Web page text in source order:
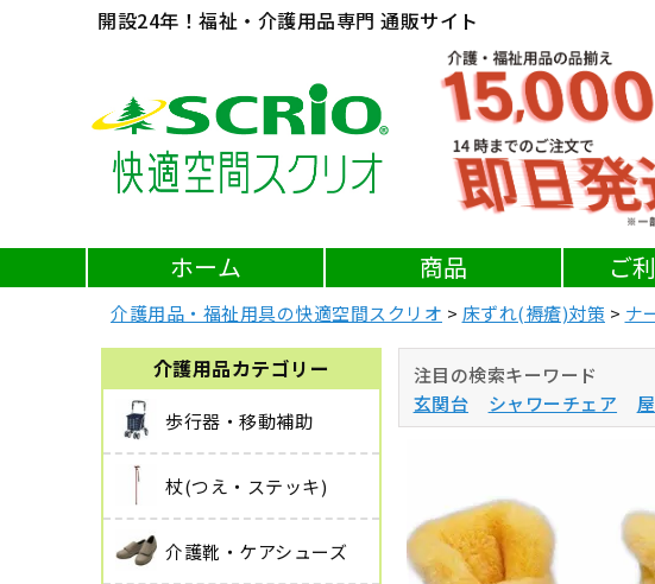
開設24年！福祉・介護用品専門 通販サイト
ホーム 商品 ご
介護用品・福祉用具の快適空間スクリオ 床ずれ(褥瘡)対策 ナ
介護用品カテゴリー
歩行器・移動補助
杖(つえ・ステッキ)
介護靴・ケアシューズ
注目の検索キーワード
玄関台
シャワーチェア